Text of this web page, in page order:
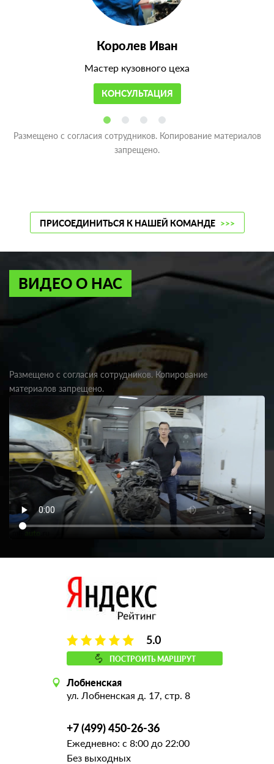
Королев Иван
Мастер кузовного цеха
КОНСУЛЬТАЦИЯ
Размещено с согласия сотрудников. Копирование материалов
запрещено.
ПРИСОЕДИНИТЬСЯ К НАШЕЙ КОМАНДЕ >>>
ВИДЕО О НАС
Размещено с согласия сотрудников. Копирование
материалов запрещено.
5.0
ПОСТРОИТЬ МАРШРУТ
Лобненская
ул. Лобненская д. 17, стр. 8
+7 (499) 450-26-36
Ежедневно: с 8:00 до 22:00
Без выходных